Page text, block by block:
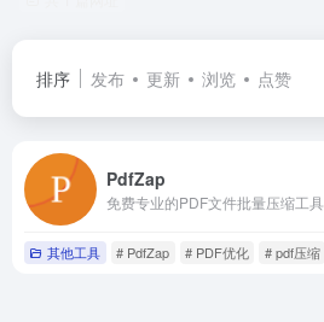
排序 发布 更新 浏览 点赞
PdfZap
免费专业的PDF文件批量压缩工具
其他工具 # PdfZap # PDF优化 # pdf压缩